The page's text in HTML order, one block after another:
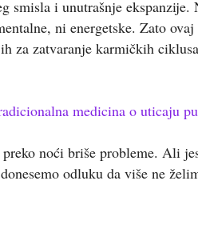
smisla i unutrašnje ekspanzije.
ni energetske. Zato
za zatvaranje karmičkih
medicina o uticaju
noći briše probleme. Ali
odluku da više ne